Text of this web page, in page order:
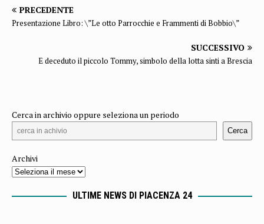
PRECEDENTE
Presentazione Libro: \”Le otto Parrocchie e Frammenti di Bobbio\”
SUCCESSIVO
E deceduto il piccolo Tommy, simbolo della lotta sinti a Brescia
Cerca in archivio oppure seleziona un periodo
Cerca
Archivi
ULTIME NEWS DI PIACENZA 24